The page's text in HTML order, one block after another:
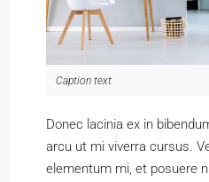
Caption text
Donec lacinia ex in
arcu ut mi viverra cursus.
elementum mi, et posuere